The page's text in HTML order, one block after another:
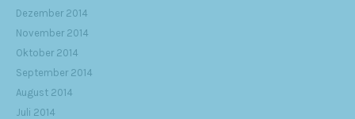
Dezember 2014
November 2014
Oktober 2014
September 2014
August 2014
Juli 2014